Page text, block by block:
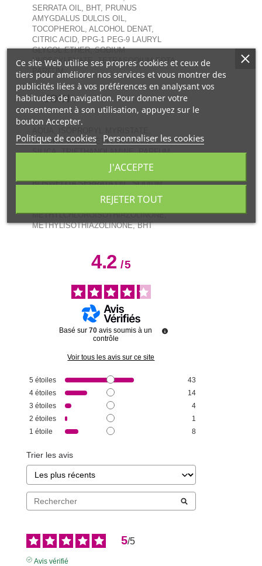
SERRATA OIL, BHT, PRUNUS
AMYGDALUS DULCIS OIL,
TOCOPHEROL, ALCOHOL DENAT,
CITRIC ACID, PPG-1 PEG-9 LAURYL
GLYCOL ETHER, SODIUM
UNDECYLENATE, TETRASODIUM EDTA,
PARFUM
SOIN :
STEARIC ACID, CETYL ALCOHOL,
SILICA, TRIETHANOLAMINE, PARFUM,
KAOLIN, SESAMUM INDICUM SEED
OIL, MELIA AZADIRACHTA SEED OIL,
BOSWELLIA SERRATA OIL, SODIUM
HYALURONATE EXTRACT,
PHENOXYETHANOL,
METHYLCHLOROISOTHIAZOLINONE,
METHYLISOTHIAZOLINONE, BHT
4.2/5
Basé sur70 avis soumis à un
contrôle
Voir tous les avis sur ce site
5 étoiles
43
4 étoiles
14
3 étoiles
4
2 étoiles
1
1 étoile 8
Trier les avis
5/5
Avis vérifié
Ce site Web utilise ses propres cookies et ceux de
tiers pour améliorer nos services et vous montrer des
publicités liées à vos préférences en analysant vos
habitudes de navigation. Pour donner votre
consentement à son utilisation, appuyez sur le
bouton Accepter.
Politique de cookies Personnaliser les cookies
REJETER TOUT
J'ACCEPTE